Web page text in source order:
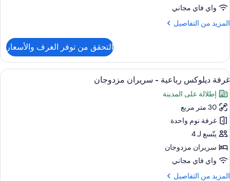
واي فاي مجاني
المزيد من التفاصيل
المزيد
Deluxe
Suite
King
التحقق من توفر الغرف والأسعار
استعراض
جميع
صور
غرفة
ديلوكس
رباعية
-
سريران
مزدوجان
أغطية فراش متميزة وميني بار وخزنة
6
غرفة ديلوكس رباعية - سريران مزدوجان
إطلالة على المدينة
30 متر مربع
غرفة نوم واحدة
يتّسع لـ 4
سريران مزدوجان
واي فاي مجاني
المزيد من التفاصيل
المزيد